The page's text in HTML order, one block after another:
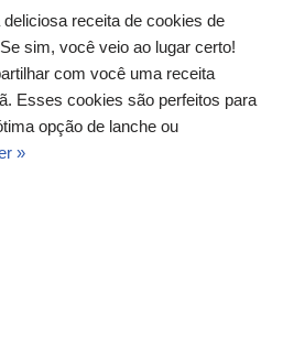
receita de cookies de
sim, você veio ao lugar certo!
com você uma receita
Esses cookies são perfeitos para
opção de lanche ou
»